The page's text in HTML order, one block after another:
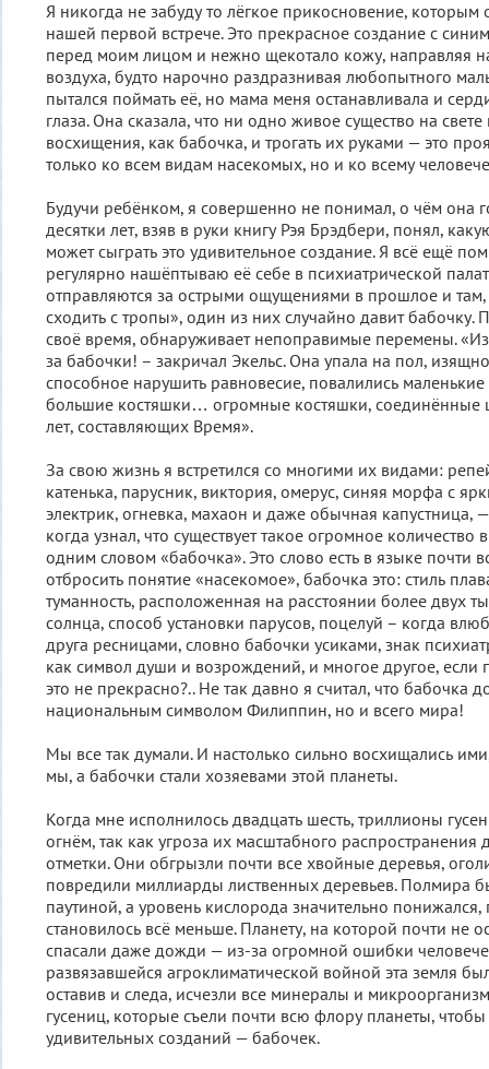
Я никогда не забуду то лёгкое прикосновение,
нашей первой встрече. Это прекрасное создание с
перед моим лицом и нежно щекотало кожу, направляя
воздуха, будто нарочно раздразнивая любопытного
пытался поймать её, но мама меня останавливала и
глаза. Она сказала, что ни одно живое существо на
восхищения, как бабочка, и трогать их руками — это
только ко всем видам насекомых, но и ко всему
Будучи ребёнком, я совершенно не понимал, о чём она
десятки лет, взяв в руки книгу Рэя Брэдбери, понял,
может сыграть это удивительное создание. Я всё ещё
регулярно нашёптываю её себе в психиатрической
отправляются за острыми ощущениями в прошлое и
сходить с тропы», один из них случайно давит бабочку.
своё время, обнаруживает непоправимые перемены.
за бабочки! – закричал Экельс. Она упала на пол,
способное нарушить равновесие, повалились
большие костяшки… огромные костяшки, соединённые
лет, составляющих Время».
За свою жизнь я встретился со многими их видами:
катенька, парусник, виктория, омерус, синяя морфа с
электрик, огневка, махаон и даже обычная капустница,
когда узнал, что существует такое огромное
одним словом «бабочка». Это слово есть в языке почти
отбросить понятие «насекомое», бабочка это: стиль
туманность, расположенная на расстоянии более двух
солнца, способ установки парусов, поцелуй – когда
друга ресницами, словно бабочки усиками, знак
как символ души и возрождений, и многое другое, если
это не прекрасно?.. Не так давно я считал, что бабочка
национальным символом Филиппин, но и всего мира!
Мы все так думали. И настолько сильно восхищались
мы, а бабочки стали хозяевами этой планеты.
Когда мне исполнилось двадцать шесть, триллионы
огнём, так как угроза их масштабного распространения
отметки. Они обгрызли почти все хвойные деревья,
повредили миллиарды лиственных деревьев. Полмира
паутиной, а уровень кислорода значительно понижался,
становилось всё меньше. Планету, на которой почти не
спасали даже дожди — из-за огромной ошибки
развязавшейся агроклиматической войной эта земля
оставив и следа, исчезли все минералы и
гусениц, которые съели почти всю флору планеты, чтобы
удивительных созданий — бабочек.